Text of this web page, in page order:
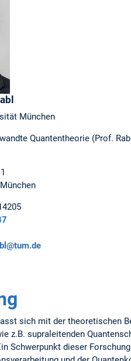
München
Quantentheorie (Prof.
sich mit der theoretischen
z.B. supraleitenden
Schwerpunkt dieser